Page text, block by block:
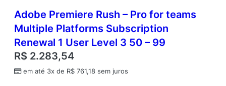
Adobe Premiere Rush – Pro for teams
Multiple Platforms Subscription
Renewal 1 User Level 3 50 – 99
R$ 2.283,54
em até 3x de R$ 761,18 sem juros